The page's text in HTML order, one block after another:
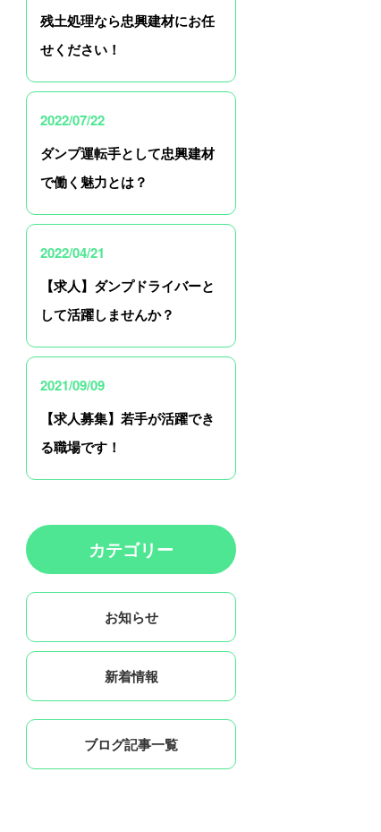
残土処理なら忠興建材にお任
せください！
2022/07/22
ダンプ運転手として忠興建材
で働く魅力とは？
2022/04/21
【求人】ダンプドライバーと
して活躍しませんか？
2021/09/09
【求人募集】若手が活躍でき
る職場です！
カテゴリー
お知らせ
新着情報
ブログ記事一覧